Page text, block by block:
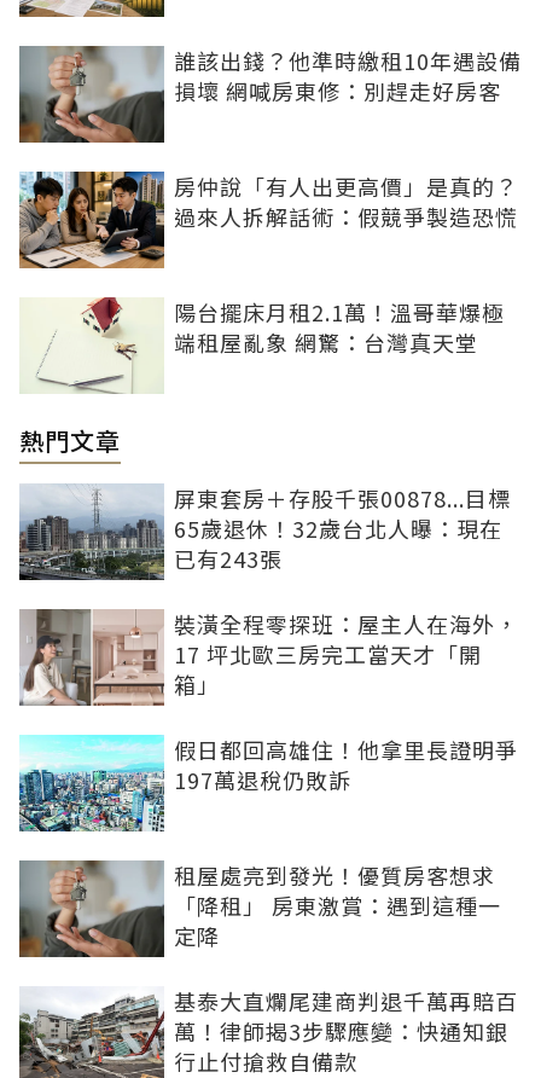
誰該出錢？他準時繳租10年遇設備
損壞 網喊房東修：別趕走好房客
房仲說「有人出更高價」是真的？
過來人拆解話術：假競爭製造恐慌
陽台擺床月租2.1萬！溫哥華爆極
端租屋亂象 網驚：台灣真天堂
熱門文章
屏東套房＋存股千張00878...目標
65歲退休！32歲台北人曝：現在
已有243張
裝潢全程零探班：屋主人在海外，
17 坪北歐三房完工當天才「開
箱」
假日都回高雄住！他拿里長證明爭
197萬退稅仍敗訴
租屋處亮到發光！優質房客想求
「降租」 房東激賞：遇到這種一
定降
基泰大直爛尾建商判退千萬再賠百
萬！律師揭3步驟應變：快通知銀
行止付搶救自備款